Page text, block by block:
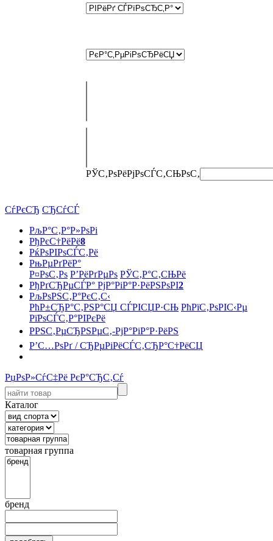
РЎС‚РѕРёРјРѕСЃС‚СЊРѕС‚
СѓРєСЂ СЂСѓСЃ
РљР°С‚Р°Р»РѕРі
РђРєС†РёРё8
РќРѕРІРѕСЃС‚Рё
РњРµРґРёР°
Р¤РѕС‚Рѕ Р’РёРґРµРѕ РЎС‚Р°С‚СЊРё
РђРґСЂРµСЃР° РјР°РіР°Р·РёРЅРѕРІ2
РљРѕРЅС‚Р°РєС‚С‹
РћР±СЂР°С‚РЅР°СЏ СЃРІСЏР·СЊ РћРїС‚РѕРІС‹Рµ
РїРѕСЃС‚Р°РІРєРё
РРЅС‚РµСЂРЅРµС‚-РјР°РіР°Р·РёРЅ
Р’С…РѕРґ / СЂРµРіРёСЃС‚СЂР°С†РёСЏ
РџРѕР»СѓС‡Рё РєР°СЂС‚Сѓ
Каталог
товарная группа
бренд